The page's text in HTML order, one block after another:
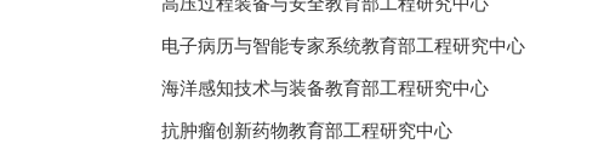
高压过程装备与安全教育部工程研究中心
电子病历与智能专家系统教育部工程研究中心
海洋感知技术与装备教育部工程研究中心
抗肿瘤创新药物教育部工程研究中心